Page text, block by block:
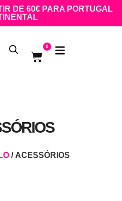
DE 60€ PARA PORTUGAL
0
/ ACESSÓRIOS